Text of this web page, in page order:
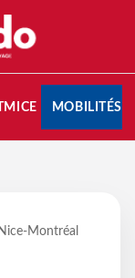
MICE MOBILITÉS
Montréal